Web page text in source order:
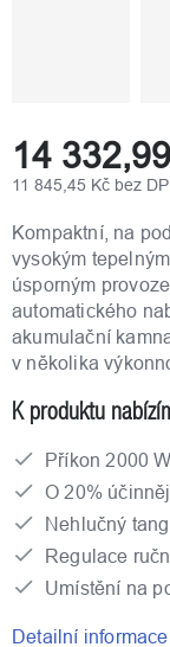
14
11 845,45 Kč bez
cena:
Kompaktní, na
vysokým
úsporným
automatického
akumulační
v několika
K produktu
Příkon 2000 W
O 20%
Nehlučný
Regulace
Umístění na
Detailní informace